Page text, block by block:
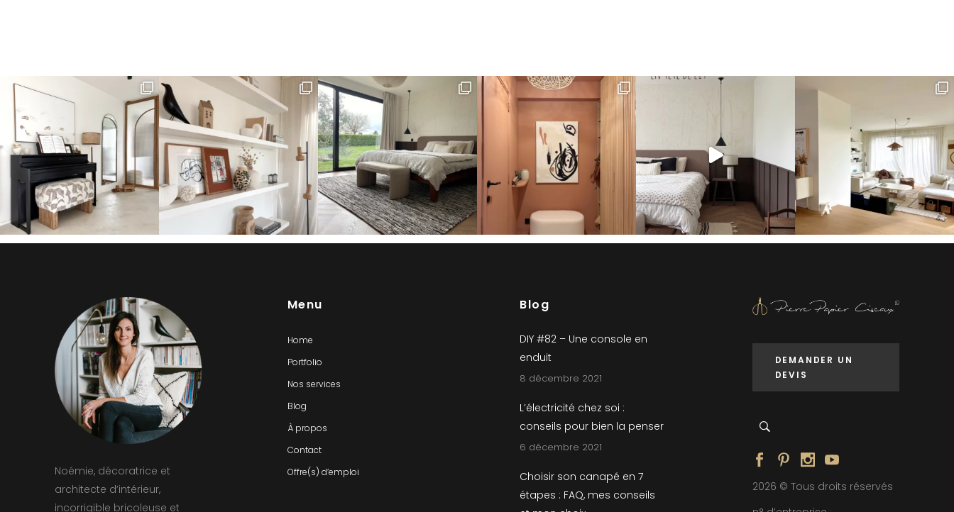
Noémie, décoratrice et
architecte d’intérieur,
incorrigible bricoleuse et
Menu
Home
Portfolio
Nos services
Blog
À propos
Contact
Offre(s) d’emploi
Blog
DIY #82 – Une console en
enduit
8 décembre 2021
L’électricité chez soi :
conseils pour bien la penser
6 décembre 2021
Choisir son canapé en 7
étapes : FAQ, mes conseils
DEMANDER UN
DEVIS
2026 © Tous droits réservés